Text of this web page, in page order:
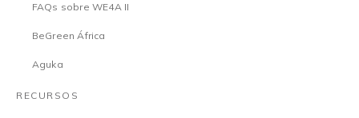
FAQs sobre WE4A II
BeGreen África
Aguka
RECURSOS